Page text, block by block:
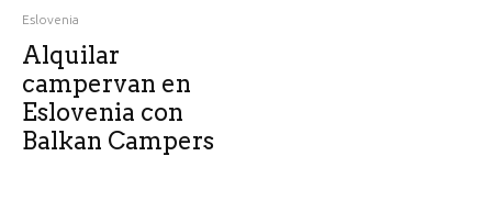
Eslovenia
Alquilar
campervan en
Eslovenia con
Balkan Campers